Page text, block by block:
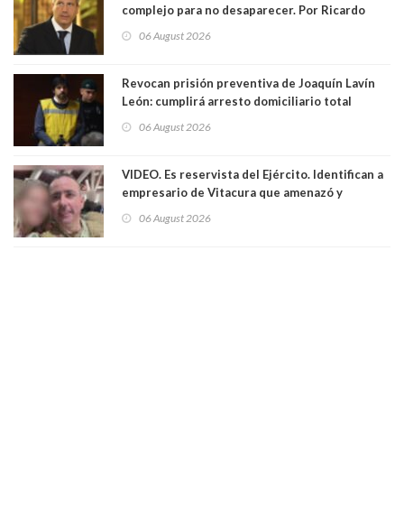
complejo para no desaparecer. Por Ricardo
06 August 2026
Revocan prisión preventiva de Joaquín Lavín
León: cumplirá arresto domiciliario total
06 August 2026
VIDEO. Es reservista del Ejército. Identifican a
empresario de Vitacura que amenazó y
al "ring raja". Se trata de Andrés Arrieta y la
06 August 2026